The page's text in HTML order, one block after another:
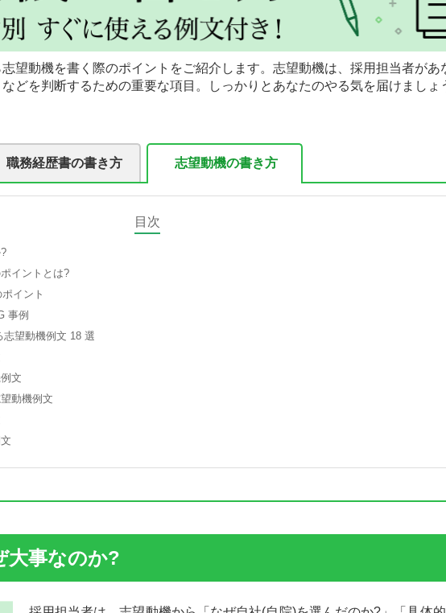
望動機を書く際のポイントをご紹介します。志望動機は、採用担当者が
どを判断するための重要な項目。しっかりとあなたのやる気を届けましょ
職務経歴書の書き方 志望動機の書き方
目次
イントとは?
イント
事例
望動機例文 18 選
文
動機例文
大事なのか?